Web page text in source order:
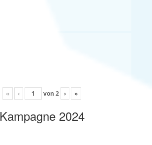
« ‹ von 2 › »
Kampagne 2024